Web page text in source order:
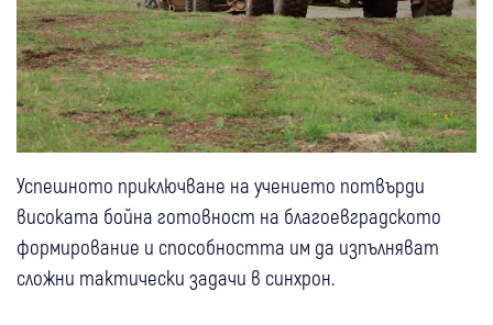
Успешното приключване на учението потвърди
високата бойна готовност на благоевградското
формирование и способността им да изпълняват
сложни тактически задачи в синхрон.